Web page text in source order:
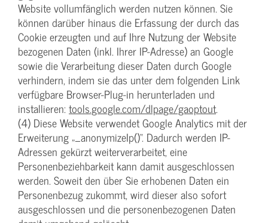
Website vollumfänglich werden nutzen können. Sie
können darüber hinaus die Erfassung der durch das
Cookie erzeugten und auf Ihre Nutzung der Website
bezogenen Daten (inkl. Ihrer IP-Adresse) an Google
sowie die Verarbeitung dieser Daten durch Google
verhindern, indem sie das unter dem folgenden Link
verfügbare Browser-Plug-in herunterladen und
installieren: tools.google.com/dlpage/gaoptout.
(4) Diese Website verwendet Google Analytics mit der
Erweiterung „_anonymizeIp()“. Dadurch werden IP-
Adressen gekürzt weiterverarbeitet, eine
Personenbeziehbarkeit kann damit ausgeschlossen
werden. Soweit den über Sie erhobenen Daten ein
Personenbezug zukommt, wird dieser also sofort
ausgeschlossen und die personenbezogenen Daten